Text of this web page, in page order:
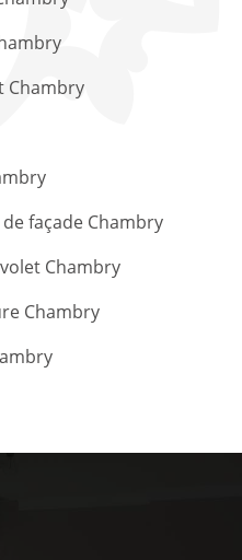
Chambry
façade Chambry
Chambry
Chambry